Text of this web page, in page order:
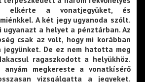
elkérte a vonatjegyüket, és
A két jegy ugyanoda szólt.
ugyanazt a helyet a pénztárban. Az
csak az volt, hogy mi korábban
De ez nem hatotta meg
ragaszkodott a helyükhöz.
anyám megkereste a vonatkísérő
vizsgálgatta a jegyeket.